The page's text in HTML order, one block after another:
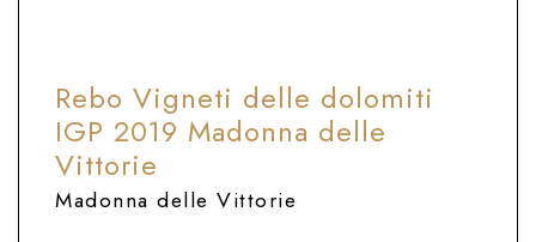
Rebo Vigneti delle dolomiti
IGP 2019 Madonna delle
Vittorie
Madonna delle Vittorie